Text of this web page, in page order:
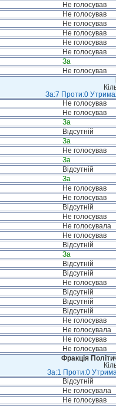
Не голосував
Не голосував
Не голосував
Не голосував
Не голосував
Не голосував
За
Не голосував
За:7 Проти:0
Не голосував
Не голосував
За
Відсутній
За
Не голосував
За
Відсутній
За
Не голосував
Не голосував
Відсутній
Не голосував
Не голосувала
Не голосував
Відсутній
За
Відсутній
Відсутній
Не голосував
Відсутній
Відсутній
Відсутній
Не голосував
Не голосувала
Не голосував
Не голосував
Фракція
За:1 Проти:0
Відсутній
Не голосувала
Не голосував